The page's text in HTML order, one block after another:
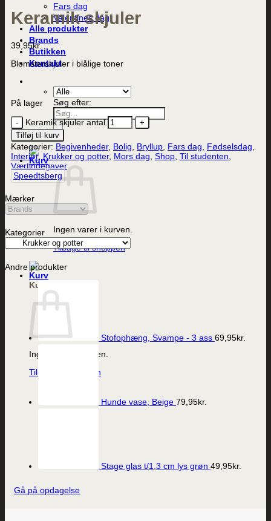
Fars dag
Valentines dag
Alle produkter
Brands
Butikken
Kontakt
Søg efter:
Ingen varer i kurven.
Tilbage til shoppen
Kurv
Ingen varer i kurven.
Tilbage til shoppen
Keramik skjuler
39,95kr.
Blomsterskjuler i blålige toner
På lager
Keramik skjuler antal
Tilføj til kurv
Kategorier: Begivenheder, Bolig Bryllup Fars dag Fødselsdag
Interiør, Krukker og potter, Mors dag Shop Til studenten
Værtindegaver
Speedtsberg
Mærker
Kategorier
Andre produkter
Stofophæng, Svampe - 3 ass 69,95kr.
Hunde vase, Beige 79,95kr.
Stage glas t/1,3 cm lys grøn 49,95kr.
Gå på opdagelse